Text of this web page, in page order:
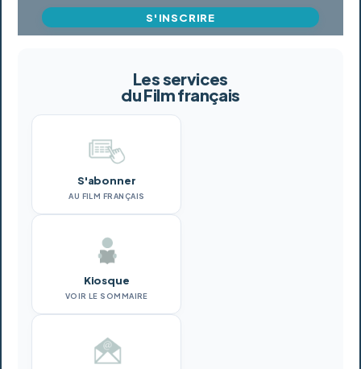
S'INSCRIRE
Les services
du Film français
S'abonner
AU FILM FRANÇAIS
Kiosque
VOIR LE SOMMAIRE